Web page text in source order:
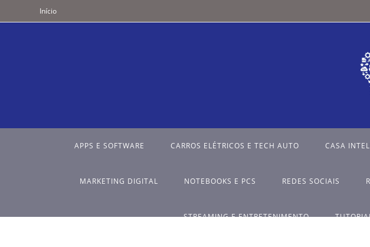
Início
APPS E SOFTWARE CARROS ELÉTRICOS E TECH AUTO CASA
MARKETING DIGITAL NOTEBOOKS E PCS REDES SOCIAIS
STREAMING E ENTRETENIMENTO